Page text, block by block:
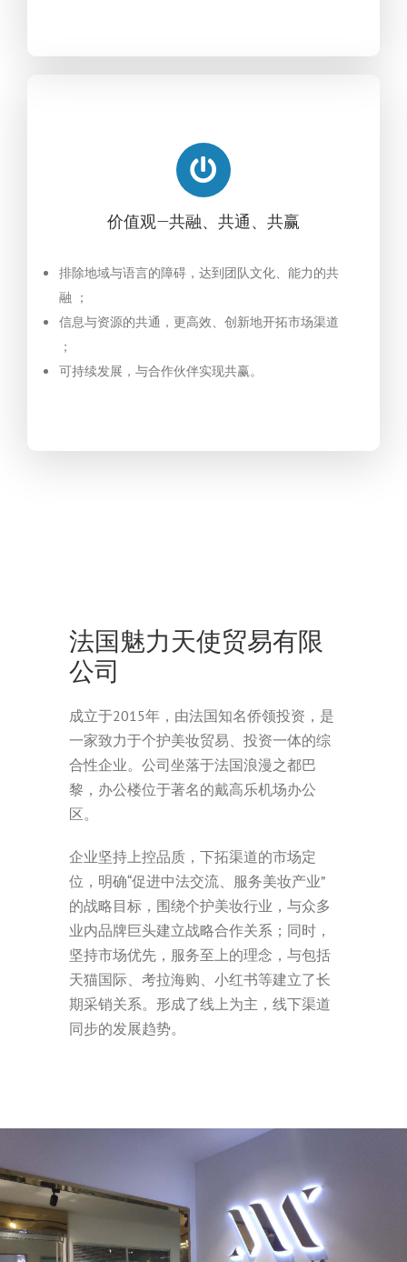
价值观—共融、共通、共赢
排除地域与语言的障碍，达到团队文化、能力的共
融 ；
信息与资源的共通，更高效、创新地开拓市场渠道
；
可持续发展，与合作伙伴实现共赢。
法国魅力天使贸易有限
公司
成立于2015年，由法国知名侨领投资，是
一家致力于个护美妆贸易、投资一体的综
合性企业。公司坐落于法国浪漫之都巴
黎，办公楼位于著名的戴高乐机场办公
区。
企业坚持上控品质，下拓渠道的市场定
位，明确“促进中法交流、服务美妆产业”
的战略目标，围绕个护美妆行业，与众多
业内品牌巨头建立战略合作关系；同时，
坚持市场优先，服务至上的理念，与包括
天猫国际、考拉海购、小红书等建立了长
期采销关系。形成了线上为主，线下渠道
同步的发展趋势。